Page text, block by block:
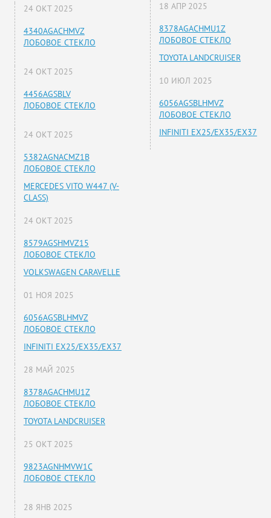
24 ОКТ 2025
4340AGACHMVZ
ЛОБОВОЕ СТЕКЛО
24 ОКТ 2025
4456AGSBLV
ЛОБОВОЕ СТЕКЛО
24 ОКТ 2025
5382AGNACMZ1B
ЛОБОВОЕ СТЕКЛО
MERCEDES VITO W447 (V-
CLASS)
24 ОКТ 2025
8579AGSHMVZ15
ЛОБОВОЕ СТЕКЛО
VOLKSWAGEN CARAVELLE
01 НОЯ 2025
6056AGSBLHMVZ
ЛОБОВОЕ СТЕКЛО
INFINITI EX25/EX35/EX37
28 МАЙ 2025
8378AGACHMU1Z
ЛОБОВОЕ СТЕКЛО
TOYOTA LANDCRUISER
25 ОКТ 2025
9823AGNHMVW1C
ЛОБОВОЕ СТЕКЛО
28 ЯНВ 2025
18 АПР 2025
8378AGACHMU1Z
ЛОБОВОЕ СТЕКЛО
TOYOTA LANDCRUISER
10 ИЮЛ 2025
6056AGSBLHMVZ
ЛОБОВОЕ СТЕКЛО
INFINITI EX25/EX35/EX37